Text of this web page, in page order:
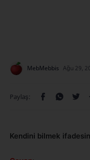
Kendini bilmek